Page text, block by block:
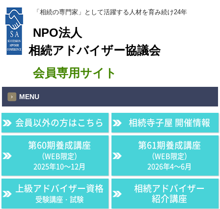
「相続の専門家」として活躍する人材を育み続け24年
NPO法人
相続アドバイザー協議会
会員専用サイト
MENU
会員以外の方はこちら
相続寺子屋 開催情報
第60期養成講座
（WEB限定）
2025年10〜12月
第61期養成講座
（WEB限定）
2026年4〜6月
上級アドバイザー資格
受験講座・試験
相続アドバイザー
紹介講座